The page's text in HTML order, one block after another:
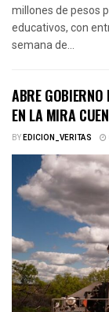
millones de pesos
educativos, con
semana de...
ABRE GOBIERNO
EN LA MIRA
BYEDICION_VERITAS